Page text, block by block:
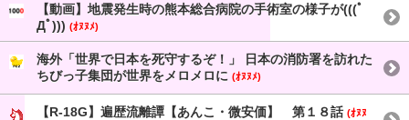
【動画】地震発生時の熊本総合病院の手術室の様子が(((ﾟ
Дﾟ))) (ｵﾇﾇﾒ)
海外「世界で日本を死守するぞ！」 日本の消防署を訪れた
ちびっ子集団が世界をメロメロに (ｵﾇﾇﾒ)
【R-18G】遍歴流離譚【あんこ・微安価】 第１８話 (ｵﾇﾇ